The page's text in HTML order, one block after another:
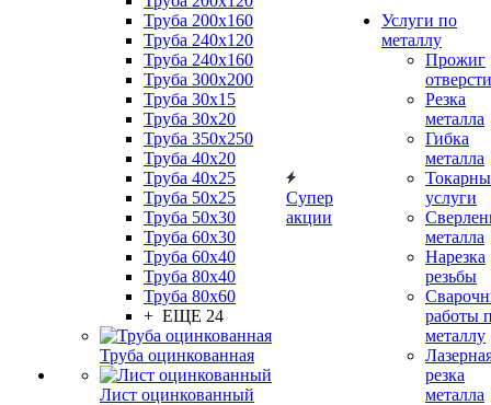
Труба 200x160
Труба 240x120
Труба 240x160
Труба 300x200
Труба 30x15
Труба 30x20
Труба 350x250
Труба 40x20
Труба 40x25
Труба 50x25
Труба 50x30
Труба 60x30
Труба 60x40
Труба 80x40
Труба 80x60
+ ЕЩЕ 24
Труба оцинкованная
Лист оцинкованный
Супер
акции
Услуги по
металлу
Прожиг
Резка
металла
Гибка
металла
услуги
металла
Нарезка
резьбы
работы
металлу
резка
металла